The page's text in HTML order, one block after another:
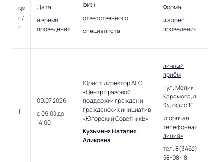
№
п/
п
Дата
и время
проведения
ФИО
ответственного
специалиста
Форма
и адрес
проведения
1
09.07.2026
с 09:00 до
14:00
Юрист, директор АНО
«Центр правовой
поддержки граждан и
гражданских инициатив
«Югорский СоветникЬ»
Кузьмина Наталия
Аликовна
личный
приём
- ул. Мелик-
Карамова, д.
64, офис 10
«горячая
телефонная
линия»
тел. 8(3462)
58-98-18